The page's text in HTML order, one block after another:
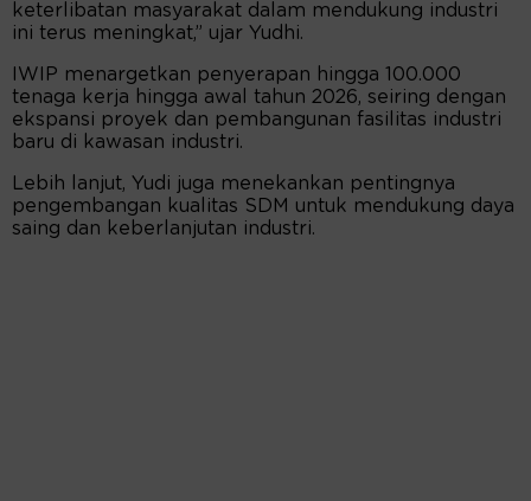
keterlibatan masyarakat dalam mendukung industri
ini terus meningkat,” ujar Yudhi.
IWIP menargetkan penyerapan hingga 100.000
tenaga kerja hingga awal tahun 2026, seiring dengan
ekspansi proyek dan pembangunan fasilitas industri
baru di kawasan industri.
Lebih lanjut, Yudi juga menekankan pentingnya
pengembangan kualitas SDM untuk mendukung daya
saing dan keberlanjutan industri.